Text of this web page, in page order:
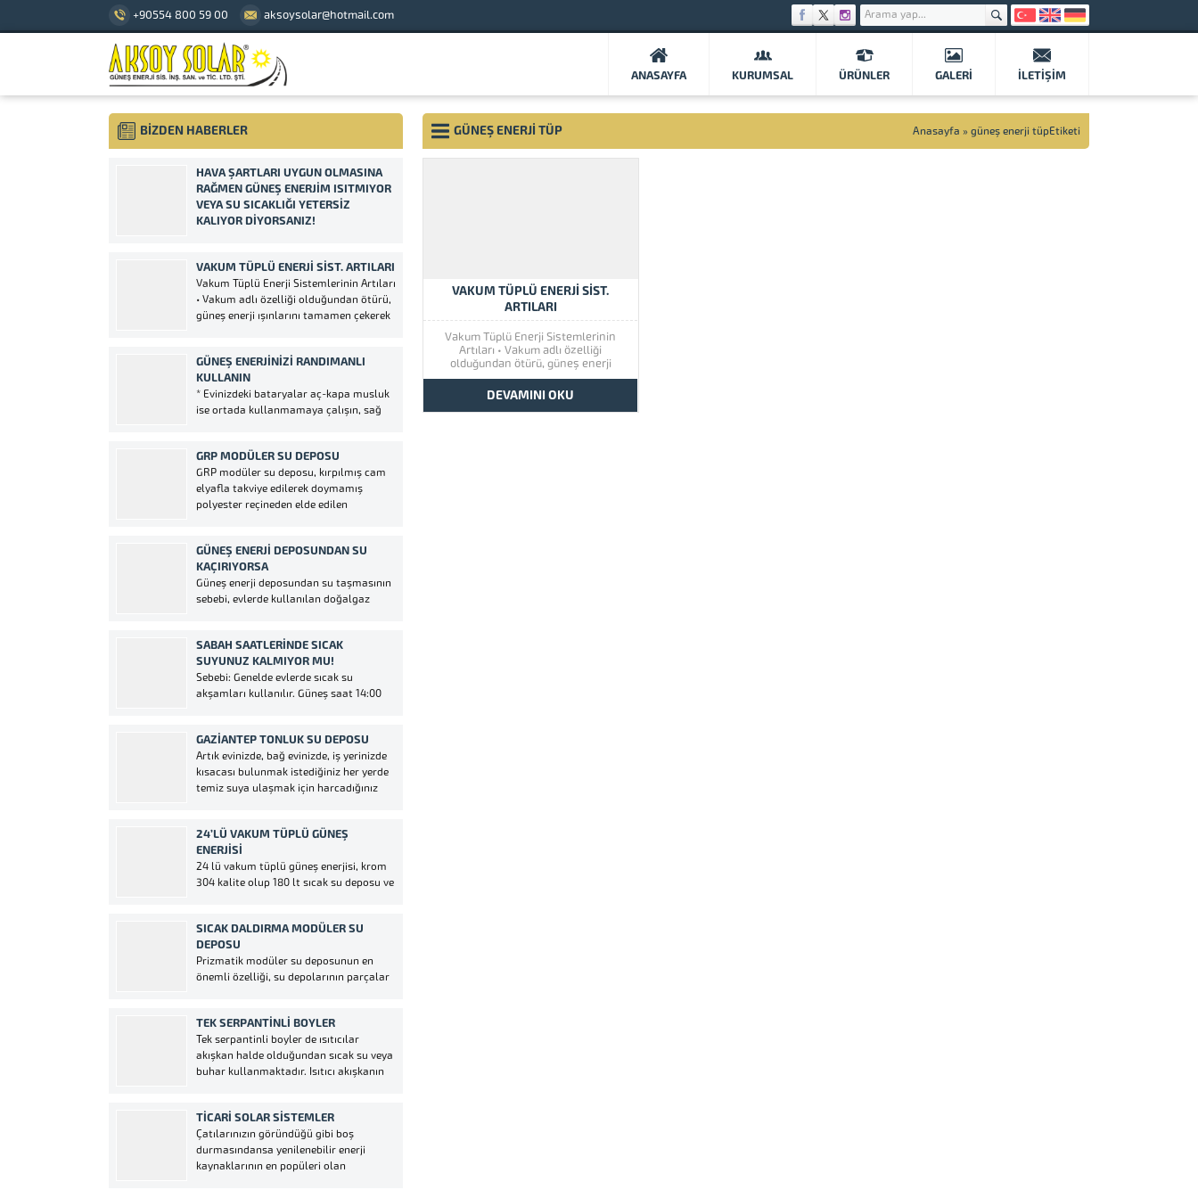
+90554 800 59 00 aksoysolar@hotmail.com
ANASAYFA KURUMSAL ÜRÜNLER GALERI İLETIŞIM
GÜNEŞ ENERJI TÜP Anasayfa » güneş enerji tüpEtiketi
VAKUM TÜPLÜ ENERJI SIST.
ARTILARI
Vakum Tüplü Enerji Sistemlerinin
Artıları • Vakum adlı özelliği
olduğundan ötürü, güneş enerji
ışınlarını tamamen çekerek kayıp
ihmali soz konusu olmayacaktır,
bundan ötürü 24 saat sıcak suyunuzu
kullanma olanağınız doğacaktır. •
DEVAMINI OKU
BİZDEN HABERLER
HAVA ŞARTLARI UYGUN OLMASINA
RAĞMEN GÜNEŞ ENERJIM ISITMIYOR
VEYA SU SICAKLIĞI YETERSIZ
KALIYOR DIYORSANIZ!
kontrol ediniz! Bir sızıntı veya ve ya
kaçak olup olmadığına bakınız! Çözüm:
Camların üzeri hava koşullarından
dolayı çamur veya toz olmuşsa
VAKUM TÜPLÜ ENERJI SIST. ARTILARI
Vakum Tüplü Enerji Sistemlerinin Artıları
• Vakum adlı özelliği olduğundan ötürü,
güneş enerji ışınlarını tamamen çekerek
kullanma olanağınız doğacaktır. • Yine
aynı sebeple, rüzgar, yağmur ve kar, iç
boru...
GÜNEŞ ENERJINIZI RANDIMANLI
KULLANIN
* Evinizdeki bataryalar aç-kapa musluk
ise ortada kullanmamaya çalışın, sağ
verimi düşecektir. Kışları yeteri kadar su
alamazsınız. * Güneş Enerjisinin suyunu
sık sık kullanırsanız eğer bir tabak, bir
bardak, bir kaşık,...
GRP MODÜLER SU DEPOSU
GRP modüler su deposu, kırpılmış cam
elyafla takviye edilerek doymamış
polyester reçineden elde edilen
altında kürlenmesi ile üretilir. Paneller
yüksek tonajlı presler makineların 150°C
dereceyle ısıtılmış kalıplarda imalatı
yapılmaktadır. Kullanılan...
GÜNEŞ ENERJI DEPOSUNDAN SU
KAÇIRIYORSA
Güneş enerji deposundan su taşmasının
sebebi, evlerde kullanılan doğalgaz
su tesisatında hem güneş enerjisi hem
de kombi ve gibi iki ısıtıcı araçlar aynı
anda kullanılmaz. İkisinin de vanaları
aynı anda...
SABAH SAATLERINDE SICAK
SUYUNUZ KALMIYOR MU!
Sebebi: Genelde evlerde sıcak su
akşamları kullanılır. Güneş saat 14:00
getirecektir, sizlerde istediğiniz saatte
kullanabilirsiniz. Sıcak su kazanının
içindeki izolesi zayıf olabilir. Güneş
enerjisinin yönü yanlış konumlandırılmış
GAZIANTEP TONLUK SU DEPOSU
Artık evinizde, bağ evinizde, iş yerinizde
kısacası bulunmak istediğiniz her yerde
temiz suya ulaşmak için harcadığınız
ise cevabınız bizimle iletişime geçmeniz
yeterli. Temizlenebilir bir depoya sahip
olacaksınız. Ürettiğimiz...
24’LÜ VAKUM TÜPLÜ GÜNEŞ
ENERJISI
24 lü vakum tüplü güneş enerjisi, krom
304 kalite olup 180 lt sıcak su deposu ve
eklenmektedir. Gaziantep ve çevre
illerimiz başta olmak üzere tüm...
SICAK DALDIRMA MODÜLER SU
DEPOSU
Prizmatik modüler su deposunun en
önemli özelliği, su depolarının parçalar
olmasıdır. İhtiyaç duyulduğunda depo
hacminin yerinde arttırılabilir veya
demonte edilerek başka bir yerde
kolaylıkla yeniden montajı mümkündür.
TEK SERPANTINLI BOYLER
Tek serpantinli boyler de ısıtıcılar
akışkan halde olduğundan sıcak su veya
buhar kullanmaktadır. Isıtıcı akışkanın
alanındaki suya aktarılır. Boylerin
pompası tarafından kontrol edilen
tesisatı, sadece ve sadece ihtiyaç...
TİCARİ SOLAR SİSTEMLER
Çatılarınızın göründüğü gibi boş
durmasındansa yenilenebilir enerji
kaynaklarının en popüleri olan